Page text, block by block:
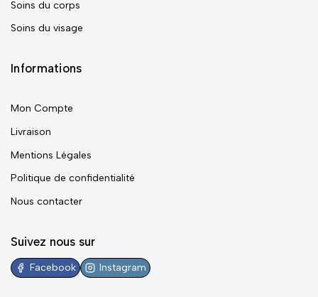
Soins du corps
Soins du visage
Informations
Mon Compte
Livraison
Mentions Légales
Politique de confidentialité
Nous contacter
Suivez nous sur
Facebook Instagram